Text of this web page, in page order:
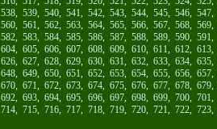
538, 539, 540, 541, 542, 543, 544, 545, 546, 547
560, 561, 562, 563, 564, 565, 566, 567, 568, 569
582, 583, 584, 585, 586, 587, 588, 589, 590, 591
604, 605, 606, 607, 608, 609, 610, 611, 612, 613
626, 627, 628, 629, 630, 631, 632, 633, 634, 635
648, 649, 650, 651, 652, 653, 654, 655, 656, 657
670, 671, 672, 673, 674, 675, 676, 677, 678, 679
692, 693, 694, 695, 696, 697, 698, 699, 700, 701
714, 715, 716, 717, 718, 719, 720, 721, 722, 723